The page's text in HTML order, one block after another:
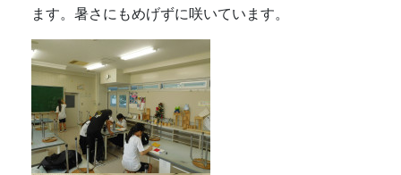
ます。暑さにもめげずに咲いています。